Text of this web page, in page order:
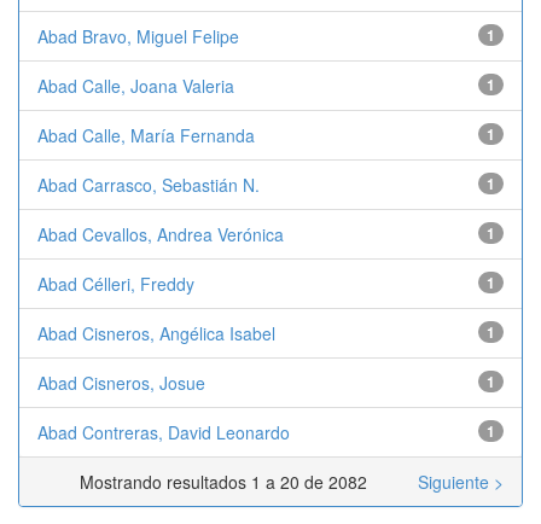
Abad Bravo, Miguel Felipe 1
Abad Calle, Joana Valeria 1
Abad Calle, María Fernanda 1
Abad Carrasco, Sebastián N. 1
Abad Cevallos, Andrea Verónica 1
Abad Célleri, Freddy 1
Abad Cisneros, Angélica Isabel 1
Abad Cisneros, Josue 1
Abad Contreras, David Leonardo 1
Mostrando resultados 1 a 20 de 2082 Siguiente >